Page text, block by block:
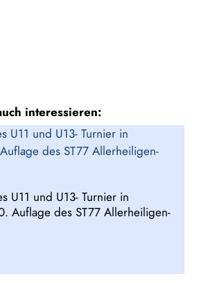
interessieren:
U11 und U13- Turnier in
Auflage des ST77 Allerheiligen-